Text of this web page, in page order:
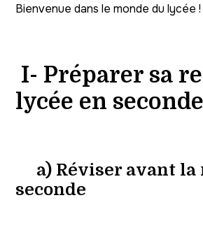
Bienvenue dans le monde du lycée !
I- Préparer sa
lycée en
a) Réviser avant la
seconde